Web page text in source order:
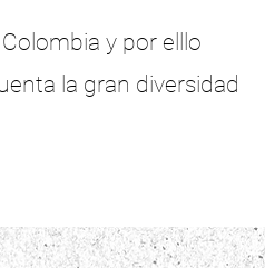
y por elllo
la gran diversidad